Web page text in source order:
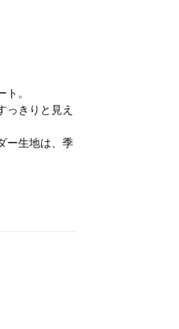
。
っきりと見え
ー生地は、季